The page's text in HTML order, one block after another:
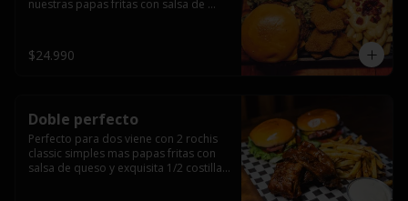
nuestras papas fritas con salsa de
$24.990
Doble perfecto
Perfecto para dos viene con 2 rochis
classic simples mas papas fritas con
salsa de queso y exquisita 1/2 costilla